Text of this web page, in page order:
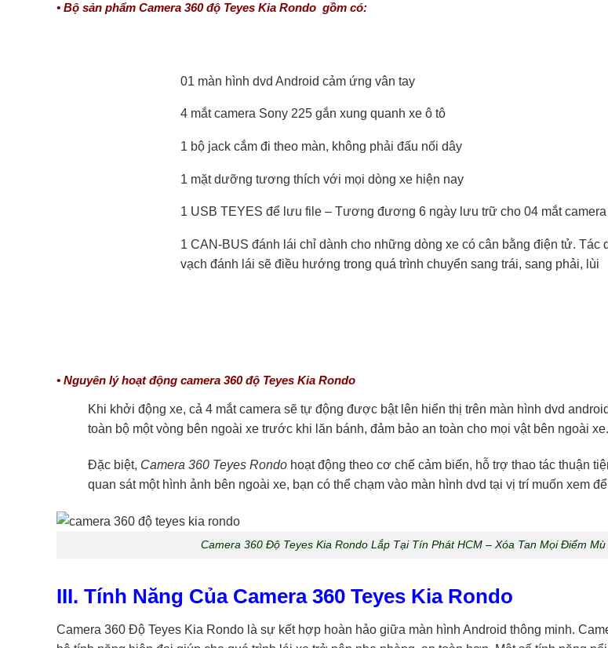
• Bộ sản phẩm Camera 360 độ Teyes Kia Rondo gồm có:
01 màn hình dvd Android cảm ứng vân tay
4 mắt camera Sony 225 gắn xung quanh xe ô tô
1 bộ jack cắm đi theo màn, không phải đấu nối dây
1 mặt dưỡng tương thích với mọi dòng xe hiện nay
1 USB TEYES để lưu file – Tương đương 6 ngày lưu trữ cho 04 mắt camera
1 CAN-BUS đánh lái chỉ dành cho những dòng xe có cân bằng điện tử. Tác
vạch đánh lái sẽ điều hướng trong quá trình chuyển sang trái, sang phải, lùi
• Nguyên lý hoạt động camera 360 độ Teyes Kia Rondo
Khi khởi động xe, cả 4 mắt camera sẽ tự động được bật lên hiển thị trên màn hình dvd
toàn bộ một vòng bên ngoài xe trước khi lăn bánh, đảm bảo an toàn cho mọi vật bên ngoài xe.
Đặc biệt, Camera 360 Teyes Rondo hoạt động theo cơ chế cảm biến, hỗ trợ thao tác thuận
quan sát một hình ảnh bên ngoài xe, bạn có thể chạm vào màn hình dvd tại vị trí muốn xem
Camera 360 Độ Teyes Kia Rondo Lắp Tại Tín Phát HCM – Xóa Tan Mọi Điểm Mù
III. Tính Năng Của Camera 360 Teyes Kia Rondo
Camera 360 Độ Teyes Kia Rondo là sự kết hợp hoàn hảo giữa màn hình Android thông minh.